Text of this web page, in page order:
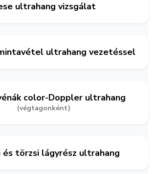
ultrahang vizsgálat
ultrahang vezetéssel
color-Doppler ultrahang
(végtagonként)
törzsi lágyrész ultrahang